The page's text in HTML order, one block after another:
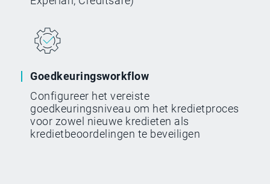
Goedkeuringsworkflow
Configureer het vereiste
goedkeuringsniveau om het kredietproces
voor zowel nieuwe kredieten als
kredietbeoordelingen te beveiligen